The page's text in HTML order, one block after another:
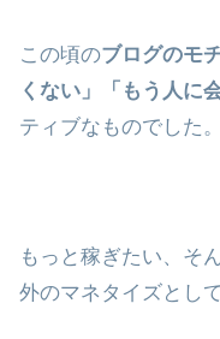
この頃のブログのモ
くない」「もう人に
ティブなものでした。
もっと稼ぎたい、そ
外のマネタイズとし